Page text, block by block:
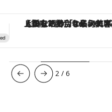
ヴァシュロン・コンスタンタン「オーヴァーシーズ・オートマティック」。旅愛好家
3 /6